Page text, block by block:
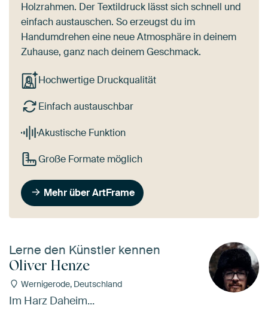
Holzrahmen. Der Textildruck lässt sich schnell und
einfach austauschen. So erzeugst du im
Handumdrehen eine neue Atmosphäre in deinem
Zuhause, ganz nach deinem Geschmack.
Hochwertige Druckqualität
Einfach austauschbar
Akustische Funktion
Große Formate möglich
Mehr über ArtFrame
Lerne den Künstler kennen
Oliver Henze
Wernigerode, Deutschland
Im Harz Daheim...